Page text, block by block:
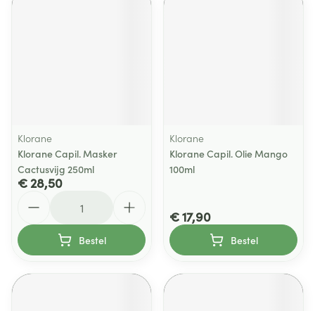
Klorane
Klorane Capil. Masker
Cactusvijg 250ml
€ 28,50
Bestel
Klorane
Klorane Capil. Olie Mango
100ml
€ 17,90
Bestel